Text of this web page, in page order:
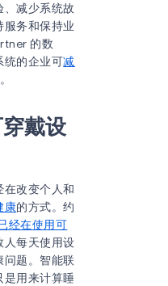
减少系统故
务和保持业
的数
统的企业可减
。
戴设
改变个人和
康的方式。约
经在使用可
人每天使用设
题。智能联
是用来计算睡